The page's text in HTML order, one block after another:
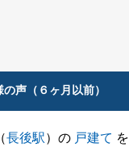
の声（６ヶ月以前）
長後駅）の 戸建て を